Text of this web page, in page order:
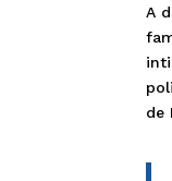
A
de